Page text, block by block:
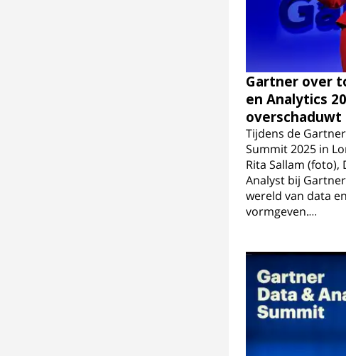
Gartner over
en Analytics
overschaduwt
Tijdens de
Summit 2025 in
Rita Sallam (foto),
Analyst bij
wereld van data
vormgeven.…